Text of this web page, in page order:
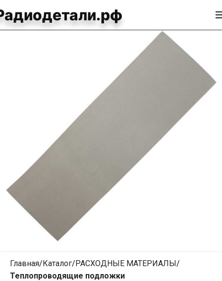
Главная Каталог РАСХОДНЫЕ МАТЕРИАЛЫ
Теплопроводящие подложки